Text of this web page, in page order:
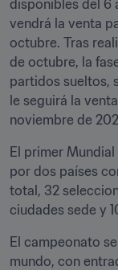
disponibles del 6
vendrá la venta
octubre. Tras
de octubre, la
partidos sueltos,
le seguirá la
noviembre de
El primer
por dos países
total, 32
ciudades sede y
El campeonato
mundo, con